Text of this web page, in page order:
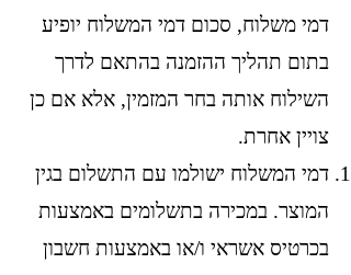
דמי משלוח, סכום דמי המשלוח יופיע
בתום תהליך ההזמנה בהתאם לדרך
השילוח אותה בחר המזמין, אלא אם כן
צויין אחרת.
דמי המשלוח ישולמו עם התשלום בגין
המוצר. במכירה בתשלומים באמצעות
בכרטיס אשראי ו/או באמצעות חשבון